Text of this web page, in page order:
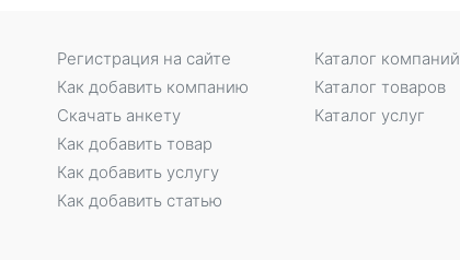
Регистрация на сайте
Как добавить компанию
Скачать анкету
Как добавить товар
Как добавить услугу
Как добавить статью
Каталог компаний
Каталог товаров
Каталог услуг